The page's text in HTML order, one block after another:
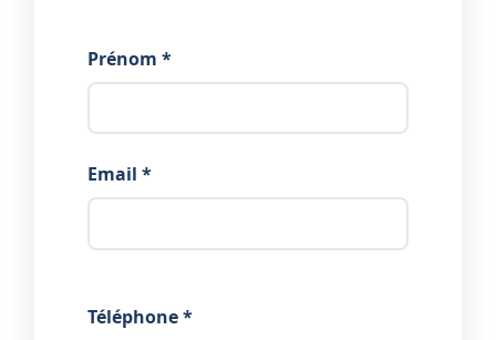
Prénom *
Email *
Téléphone *